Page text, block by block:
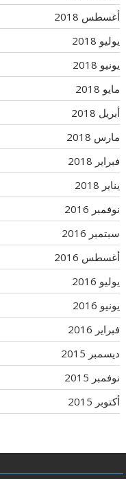
أغسطس 2018
يوليو 2018
يونيو 2018
مايو 2018
أبريل 2018
مارس 2018
فبراير 2018
يناير 2018
نوفمبر 2016
سبتمبر 2016
أغسطس 2016
يوليو 2016
يونيو 2016
فبراير 2016
ديسمبر 2015
نوفمبر 2015
أكتوبر 2015